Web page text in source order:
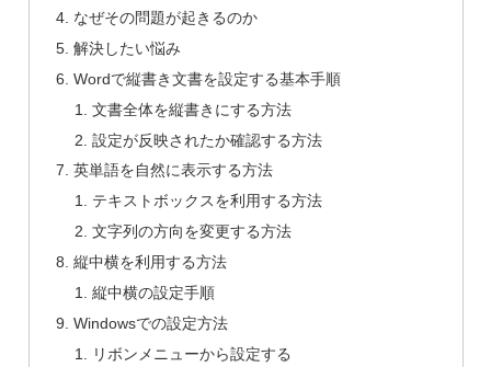
なぜその問題が起きるのか
解決したい悩み
Wordで縦書き文書を設定する基本手順
文書全体を縦書きにする方法
設定が反映されたか確認する方法
英単語を自然に表示する方法
テキストボックスを利用する方法
文字列の方向を変更する方法
縦中横を利用する方法
縦中横の設定手順
Windowsでの設定方法
リボンメニューから設定する